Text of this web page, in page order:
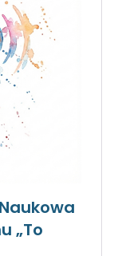
„To